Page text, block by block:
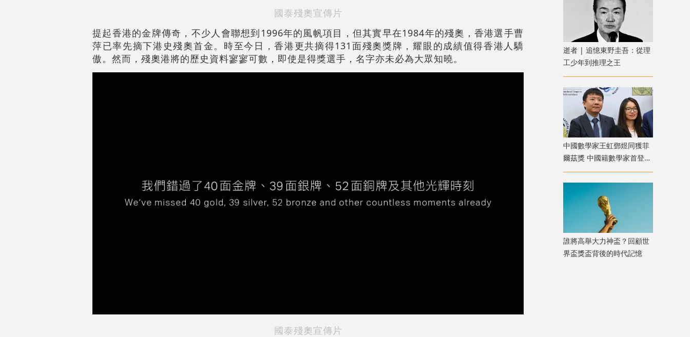
國泰殘奧宣傳片
提起香港的金牌傳奇，不少人會聯想到1996年的風帆項目，但其實早在1984年的殘奧，香港選手曹
萍已率先摘下港史殘奧首金。時至今日，香港更共摘得131面殘奧獎牌，耀眼的成績值得香港人驕
傲。然而，殘奧港將的歷史資料寥寥可數，即使是得獎選手，名字亦未必為大眾知曉。
國泰殘奧宣傳片
逝者 | 追憶東野圭吾：從理
工少年到推理之王
中國數學家王虹鄧煜同獲菲
爾茲獎 中國籍數學家首登數
學榮耀之巔
誰將高舉大力神盃？回顧世
界盃獎盃背後的時代記憶